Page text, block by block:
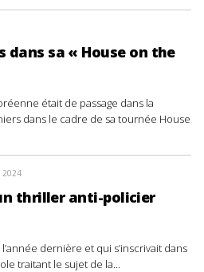
dans sa « House on the
était de passage dans la
dans le cadre de sa tournée House
2024
thriller anti-policier
dernière et qui s’inscrivait dans
traitant le sujet de la...